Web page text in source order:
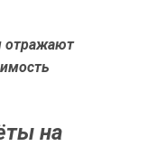
отражают
на